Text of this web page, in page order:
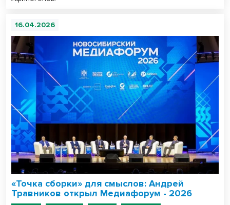
16.04.2026
«Точка сборки» для смыслов: Андрей
Травников открыл Медиафорум - 2026